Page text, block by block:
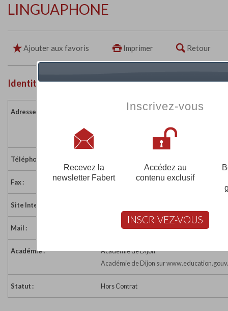
LINGUAPHONE
Ajouter aux favoris Imprimer Retour
Identité de l'établissement
Adresse :
43 Rue Elsa Triolet
Téléphone :
Fax : 03 80 70 03 93
Site Internet :
Mail : contact@linguaphone.fr
Académie :
Académie de Dijon
Académie de Dijon sur
Statut : Hors Contrat
Inscrivez-vous
Recevez la
newsletter Fabert
Accédez au
contenu exclusif
INSCRIVEZ-VOUS